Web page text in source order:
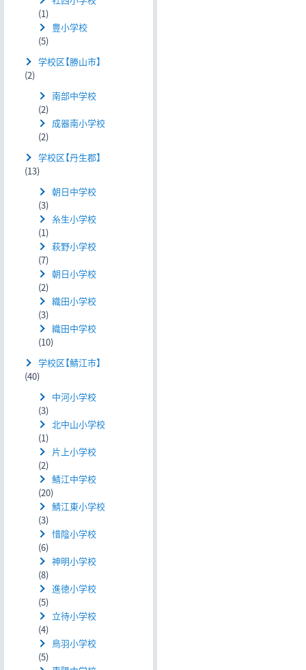
(1)
豊小学校
(5)
学校区【勝山市】
(2)
南部中学校
(2)
成器南小学校
(2)
学校区【丹生郡】
(13)
朝日中学校
(3)
糸生小学校
(1)
萩野小学校
(7)
朝日小学校
(2)
織田小学校
(3)
織田中学校
(10)
学校区【鯖江市】
(40)
中河小学校
(3)
北中山小学校
(1)
片上小学校
(2)
鯖江中学校
(20)
鯖江東小学校
(3)
惜陰小学校
(6)
神明小学校
(8)
進徳小学校
(5)
立待小学校
(4)
鳥羽小学校
(5)